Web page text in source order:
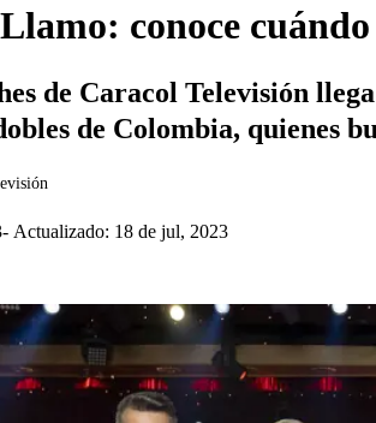
conoce
de Caracol Televisión
de Colombia, quienes
Actualizado: 18 de jul, 2023